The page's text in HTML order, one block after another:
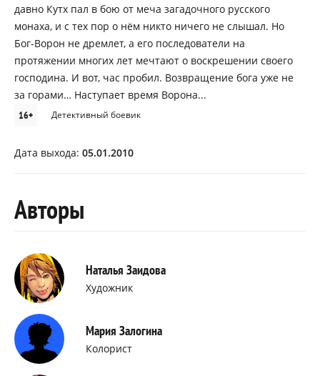
давно Кутх пал в бою от меча загадочного русского
монаха, и с тех пор о нём никто ничего не слышал. Но
Бог-Ворон не дремлет, а его последователи на
протяжении многих лет мечтают о воскрешении своего
господина. И вот, час пробил. Возвращение бога уже не
за горами… Наступает время Ворона...
16+ Детективный боевик
Дата выхода: 05.01.2010
Авторы
Наталья Заидова
Художник
Мария Залогина
Колорист